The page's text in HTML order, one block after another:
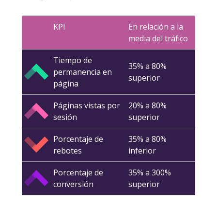
KPI
En relación a la
media del tráfico
Tiempo de
permanencia en
página
35% a 80%
superior
Páginas vistas por
sesión
20% a 80%
superior
Porcentaje de
rebotes
35% a 80%
inferior
Porcentaje de
conversión
35% a 300%
superior